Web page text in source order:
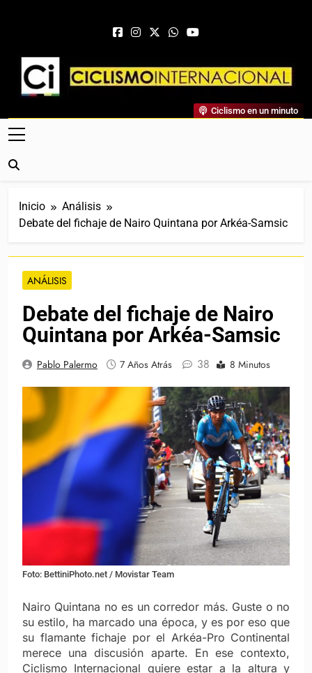
Ciclismo Internacional
Web Dedicada Al Ciclismo Mundial. Entrevistas, Análisis,
Crónicas, Previas Y Más. La Web Ciclista De Referencia.
Ciclismo en un minuto
Inicio
Análisis
Debate del fichaje de Nairo Quintana por Arkéa-Samsic
ANÁLISIS
Debate del fichaje de Nairo
Quintana por Arkéa-Samsic
Pablo Palermo 7 Años Atrás 38 8 Minutos
Foto: BettiniPhoto.net / Movistar Team
Nairo Quintana no es un corredor más. Guste o no
su estilo, ha marcado una época, y es por eso que
su flamante fichaje por el Arkéa-Pro Continental
merece una discusión aparte. En ese contexto,
Ciclismo Internacional quiere estar a la altura y